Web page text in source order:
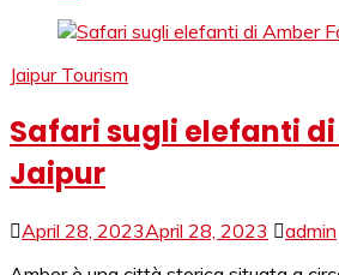
Jaipur Tourism
Safari sugli elefanti
Jaipur
April 28, 2023April 28, 2023
admin